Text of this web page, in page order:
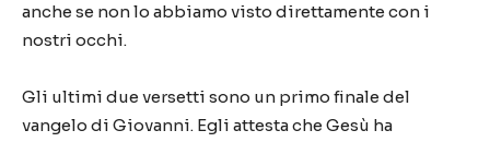
anche se non lo abbiamo visto direttamente con i
nostri occhi.
Gli ultimi due versetti sono un primo finale del
vangelo di Giovanni. Egli attesta che Gesù ha